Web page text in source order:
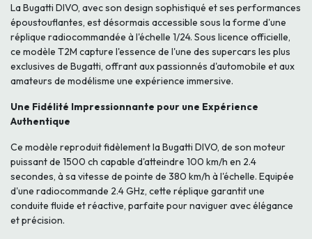
La Bugatti DIVO, avec son design sophistiqué et ses performances
époustouflantes, est désormais accessible sous la forme d'une
réplique radiocommandée à l'échelle 1/24. Sous licence officielle,
ce modèle T2M capture l'essence de l'une des supercars les plus
exclusives de Bugatti, offrant aux passionnés d'automobile et aux
amateurs de modélisme une expérience immersive.
Une Fidélité Impressionnante pour une Expérience
Authentique
Ce modèle reproduit fidèlement la Bugatti DIVO, de son moteur
puissant de 1500 ch capable d'atteindre 100 km/h en 2.4
secondes, à sa vitesse de pointe de 380 km/h à l'échelle. Equipée
d'une radiocommande 2.4 GHz, cette réplique garantit une
conduite fluide et réactive, parfaite pour naviguer avec élégance
et précision.